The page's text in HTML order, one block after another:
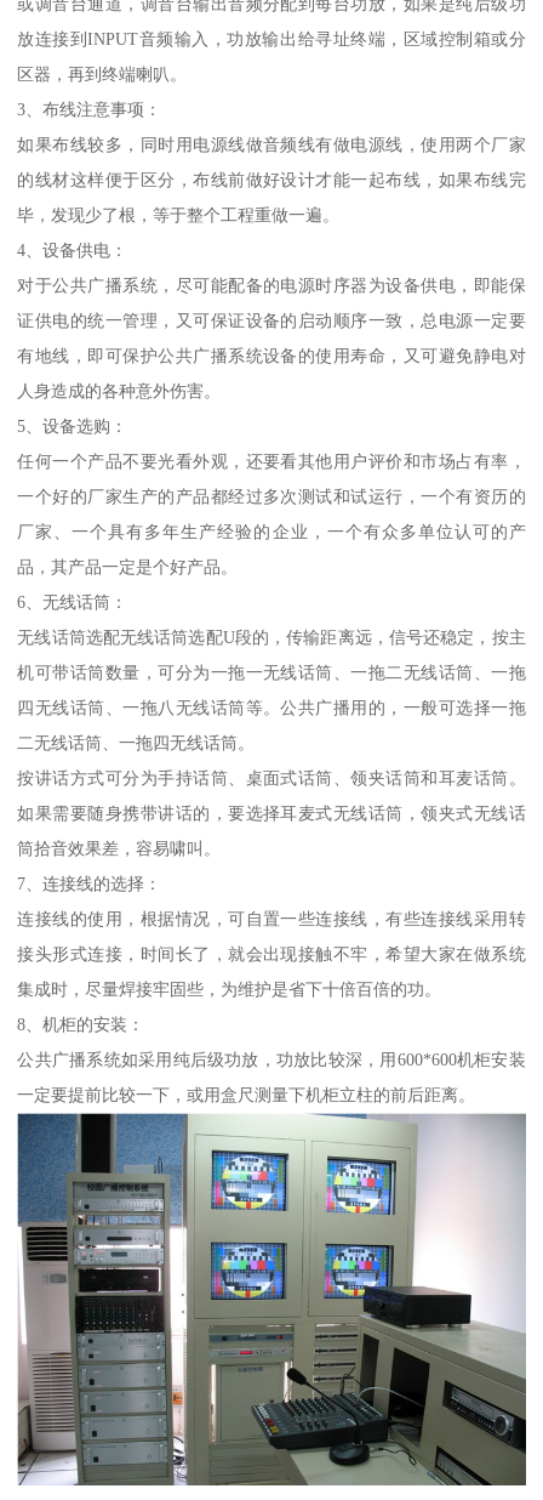
或调音台通道，调音台输出音频分配到每台功放，如果是纯后级功
放连接到INPUT音频输入，功放输出给寻址终端，区域控制箱或分
区器，再到终端喇叭。
3、布线注意事项：
如果布线较多，同时用电源线做音频线有做电源线，使用两个厂家
的线材这样便于区分，布线前做好设计才能一起布线，如果布线完
毕，发现少了根，等于整个工程重做一遍。
4、设备供电：
对于公共广播系统，尽可能配备的电源时序器为设备供电，即能保
证供电的统一管理，又可保证设备的启动顺序一致，总电源一定要
有地线，即可保护公共广播系统设备的使用寿命，又可避免静电对
人身造成的各种意外伤害。
5、设备选购：
任何一个产品不要光看外观，还要看其他用户评价和市场占有率，
一个好的厂家生产的产品都经过多次测试和试运行，一个有资历的
厂家、一个具有多年生产经验的企业，一个有众多单位认可的产
品，其产品一定是个好产品。
6、无线话筒：
无线话筒选配无线话筒选配U段的，传输距离远，信号还稳定，按主
机可带话筒数量，可分为一拖一无线话筒、一拖二无线话筒、一拖
四无线话筒、一拖八无线话筒等。公共广播用的，一般可选择一拖
二无线话筒、一拖四无线话筒。
按讲话方式可分为手持话筒、桌面式话筒、领夹话筒和耳麦话筒。
如果需要随身携带讲话的，要选择耳麦式无线话筒，领夹式无线话
筒拾音效果差，容易啸叫。
7、连接线的选择：
连接线的使用，根据情况，可自置一些连接线，有些连接线采用转
接头形式连接，时间长了，就会出现接触不牢，希望大家在做系统
集成时，尽量焊接牢固些，为维护是省下十倍百倍的功。
8、机柜的安装：
公共广播系统如采用纯后级功放，功放比较深，用600*600机柜安装
一定要提前比较一下，或用盒尺测量下机柜立柱的前后距离。